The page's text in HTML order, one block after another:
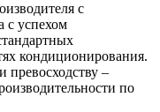
с
с успехом
кондиционирования.
превосходству –
по